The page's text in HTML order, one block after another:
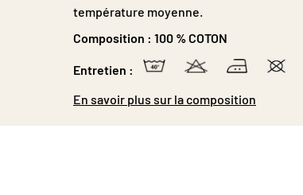
température moyenne.
Composition : 100 % COTON
Entretien :
En savoir plus sur la composition